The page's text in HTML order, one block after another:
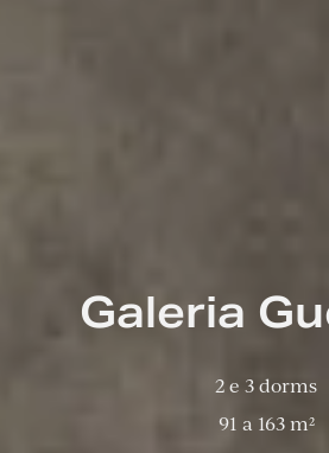
Galeria
2 e 3 dorms
91 a 163 m²